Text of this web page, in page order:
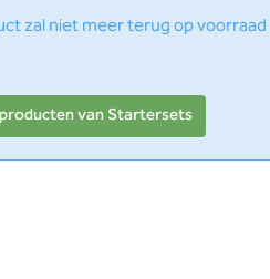
zal niet meer terug op voorraad
van Startersets